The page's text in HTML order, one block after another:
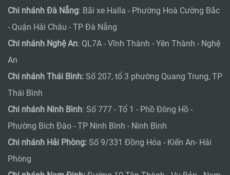
Chi nhánh Đà Nẵng: Bãi xe Halla - Phường Hoà Cường Bắc
- Quận Hải Châu - TP Đà Nẵng
Chi nhánh Nghệ An: QL7A - Vĩnh Thành - Yên Thành - Nghệ
An
Chi nhánh Thái Bình: Số 207, tổ 3 phường Quang Trung, TP
Thái Bình
Chi nhánh Ninh Bình: Số 777 - Tổ 1 - Phồ Đông Hồ -
Phường Bích Đào - TP Ninh Bình - Ninh Bình
Chi nhánh Hải Phòng: Số 9/331 Đồng Hóa - Kiến An- Hải
Phòng